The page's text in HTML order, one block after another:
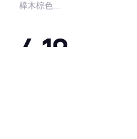
榉木棕色真
4.19